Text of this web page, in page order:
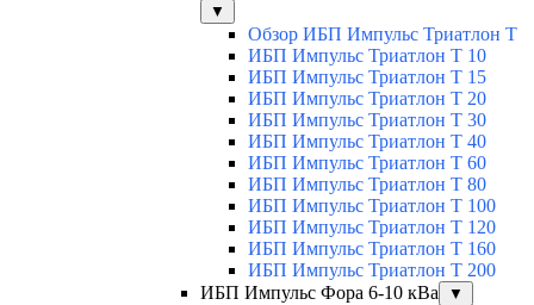
▼
Обзор ИБП Импульс Триатлон Т
ИБП Импульс Триатлон Т 10
ИБП Импульс Триатлон Т 15
ИБП Импульс Триатлон Т 20
ИБП Импульс Триатлон Т 30
ИБП Импульс Триатлон Т 40
ИБП Импульс Триатлон Т 60
ИБП Импульс Триатлон Т 80
ИБП Импульс Триатлон Т 100
ИБП Импульс Триатлон Т 120
ИБП Импульс Триатлон Т 160
ИБП Импульс Триатлон Т 200
ИБП Импульс Фора 6-10 кВа
▼